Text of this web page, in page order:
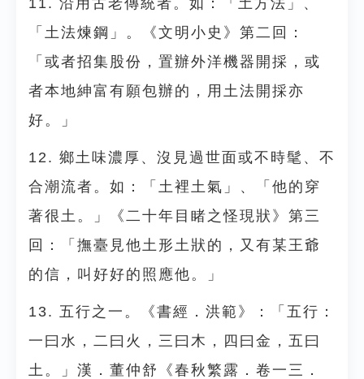
11. 沿用古老傳統者。如：「土方法」、
「土法煉鋼」。《文明小史》第二回：
「或者招集股份，置辦外洋機器開採，或
者本地紳富有願包辦的，用土法開採亦
好。」
12. 鄉土味濃厚、沒見過世面或不時髦、不
合潮流者。如：「土裡土氣」、「他的穿
著很土。」《二十年目睹之怪現狀》第三
回：「撫臺見他土形土狀的，又有某王爺
的信，叫好好的照應他。」
13. 五行之一。《書經．洪範》：「五行：
一曰水，二曰火，三曰木，四曰金，五曰
土。」漢．董仲舒《春秋繁露．卷一三．